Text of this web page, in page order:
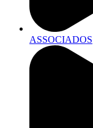
ASSOCIADOS